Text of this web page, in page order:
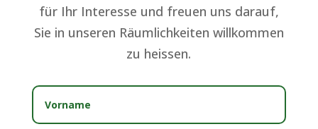
für Ihr Interesse und freuen uns darauf,
Sie in unseren Räumlichkeiten willkommen
zu heissen.